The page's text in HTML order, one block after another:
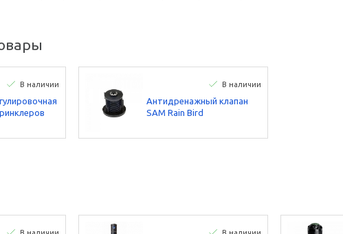
В наличии В наличии
Антидренажный клапан
SAM Rain Bird